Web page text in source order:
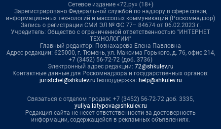
Сетевое издание «72.ру» (18+)
Зарегистрировано Федеральной службой по надзору в сфере связи,
информационных технологий и массовых коммуникаций (Роскомнадзор)
Запись о регистрации СМИ ЭЛ № ФС 77– 84674 от 06.02.2023 г.
Учредитель: Общество с ограниченной ответственностью "ИНТЕРНЕТ
ТЕХНОЛОГИИ"
Главный редактор: Познахарева Елена Павловна
Адрес редакции: 625000, г. Тюмень, ул. Максима Горького, д. 76, офис 214,
+7 (3452) 56-72-72 (доб. 3736)
Электронный адрес редакции: 72@shkulev.ru
Контактные данные для Роскомнадзора и государственных органов:
juristchel@shkulev.ruТехподдержка: help@shkulev.ru
Связаться с отделом продаж: +7 (3452) 56-72-72 доб. 3335,
yuliya.latypova@shkulev.ru
Редакция сайта не несет ответственности за достоверность
информации, содержащейся в рекламных объявлениях.